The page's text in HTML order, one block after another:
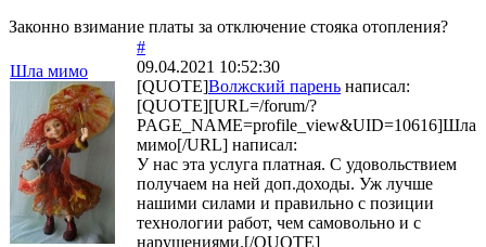
Законно взимание платы за отключение стояка отопления?
Шла мимо
#
09.04.2021 10:52:30
[QUOTE]Волжский парень написал:
[QUOTE][URL=/forum/?
PAGE_NAME=profile_view&UID=10616]Шла
мимо[/URL] написал:
У нас эта услуга платная. С удовольствием
получаем на ней доп.доходы. Уж лучше
нашими силами и правильно с позиции
технологии работ, чем самовольно и с
нарушениями.[/QUOTE]